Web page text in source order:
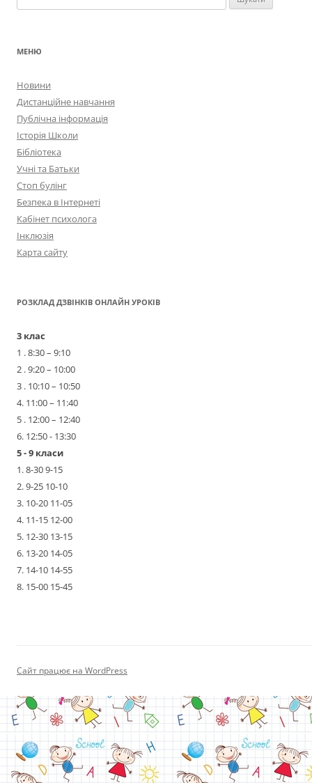
МЕНЮ
Новини
Дистанційне навчання
Публічна інформація
Історія Школи
Бібліотека
Учні та Батьки
Стоп булінг
Безпека в Інтернеті
Кабінет психолога
Інклюзія
Карта сайту
РОЗКЛАД ДЗВІНКІВ ОНЛАЙН УРОКІВ
3 клас
1 . 8:30 – 9:10
2 . 9:20 – 10:00
3 . 10:10 – 10:50
4. 11:00 – 11:40
5 . 12:00 – 12:40
6. 12:50 - 13:30
5 - 9 класи
1. 8-30 9-15
2. 9-25 10-10
3. 10-20 11-05
4. 11-15 12-00
5. 12-30 13-15
6. 13-20 14-05
7. 14-10 14-55
8. 15-00 15-45
Сайт працює на WordPress